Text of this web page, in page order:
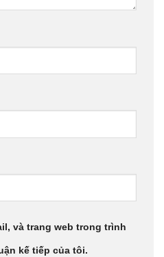
và trang web trong trình
kế tiếp của tôi.